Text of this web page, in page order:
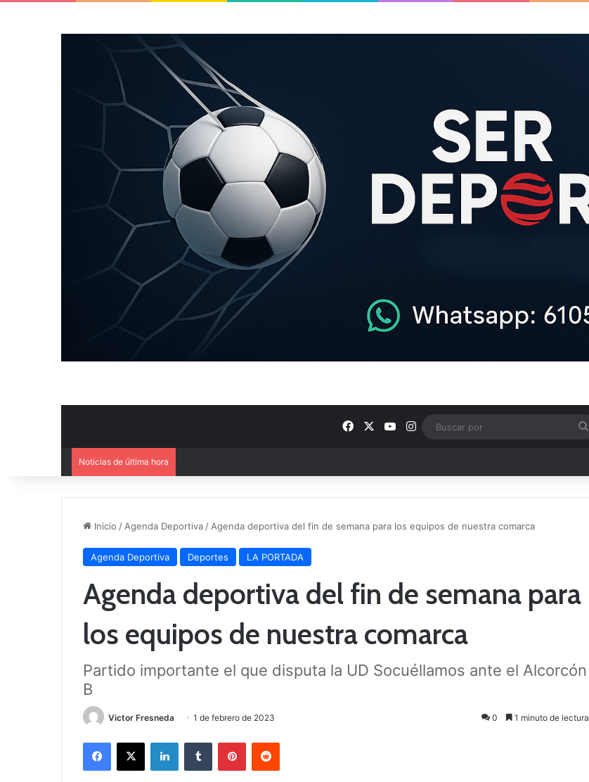
FacebookYouTube
Instagram
Noticias de última hora
Inicio / Agenda Deportiva / Agenda deportiva del fin de semana para los equipos de nuestra comarca
Agenda Deportiva Deportes LA PORTADA
Agenda deportiva del fin de semana para
los equipos de nuestra comarca
Partido importante el que disputa la UD Socuéllamos ante el Alcorcón
B
Victor Fresneda 1 de febrero de 2023 0 1 minuto de lectura